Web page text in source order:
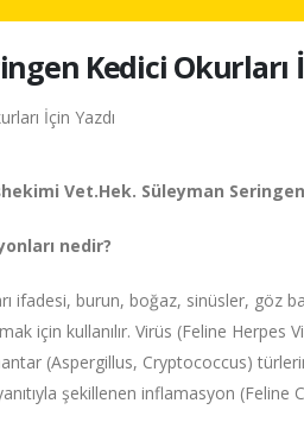
Kedici Okurları
Vet.Hek. Süleyman
nedir?
ifadesi, burun, boğaz, sinüsler, göz
için kullanılır. Virüs (Feline Herpes
(Aspergillus, Cryptococcus)
şekillenen inflamasyon (Feline